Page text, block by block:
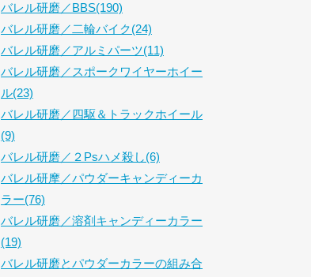
バレル研磨／BBS(190)
バレル研磨／二輪バイク(24)
バレル研磨／アルミパーツ(11)
バレル研磨／スポークワイヤーホイー
ル(23)
バレル研磨／四駆＆トラックホイール
(9)
バレル研磨／２Psハメ殺し(6)
バレル研摩／パウダーキャンディーカ
ラー(76)
バレル研磨／溶剤キャンディーカラー
(19)
バレル研磨とパウダーカラーの組み合